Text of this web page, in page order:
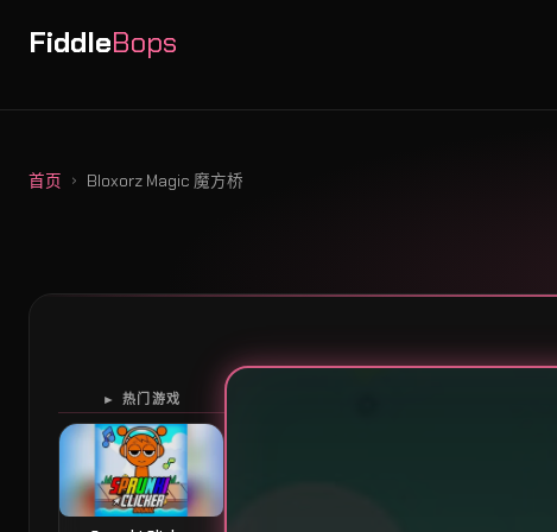
FiddleBops
首页 Bloxorz Magic 魔方桥
► 热门游戏